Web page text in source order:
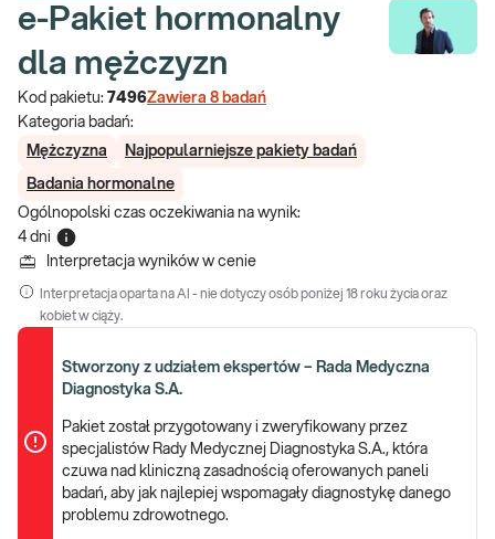
e-Pakiet hormonalny
dla mężczyzn
Kod pakietu: 7496Zawiera 8 badań
Kategoria badań:
Mężczyzna
Najpopularniejsze pakiety badań
Badania hormonalne
Ogólnopolski czas oczekiwania na wynik:
4 dni
Interpretacja wyników w cenie
Interpretacja oparta na AI - nie dotyczy osób poniżej 18 roku życia oraz
kobiet w ciąży.
Stworzony z udziałem ekspertów – Rada Medyczna
Diagnostyka S.A.
Pakiet został przygotowany i zweryfikowany przez
specjalistów Rady Medycznej Diagnostyka S.A., która
czuwa nad kliniczną zasadnością oferowanych paneli
badań, aby jak najlepiej wspomagały diagnostykę danego
problemu zdrowotnego.